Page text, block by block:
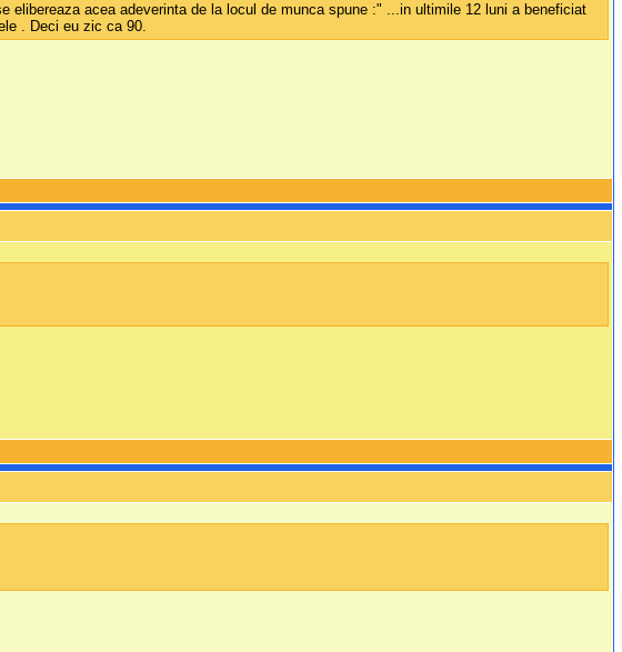
acea adeverinta de la locul de munca spune :" ...in ultimile 12 luni a beneficiat
. Deci eu zic ca 90.